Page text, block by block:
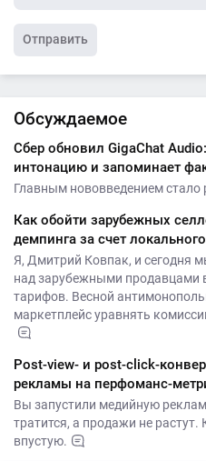
Отправить
Обсуждаемое
Сбер обновил GigaChat
интонацию и запоминает
Главным нововведением стало
Как обойти зарубежных
демпинга за счет
Я, Дмитрий Ковпак, и сегодня
над зарубежными продавцами
тарифов. Весной
маркетплейс уравнять
Post-view- и post-click-
рекламы на перфоманс-
Вы запустили медийную
тратится, а продажи не растут.
впустую.